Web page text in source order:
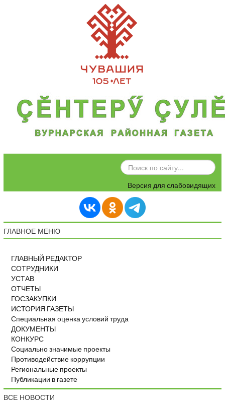
ИСКАТЬ...
Версия для слабовидящих
ГЛАВНОЕ МЕНЮ
ГЛАВНЫЙ РЕДАКТОР
СОТРУДНИКИ
УСТАВ
ОТЧЕТЫ
ГОСЗАКУПКИ
ИСТОРИЯ ГАЗЕТЫ
Специальная оценка условий труда
ДОКУМЕНТЫ
КОНКУРС
Социально значимые проекты
Противодействие коррупции
Региональные проекты
Публикации в газете
ВСЕ НОВОСТИ